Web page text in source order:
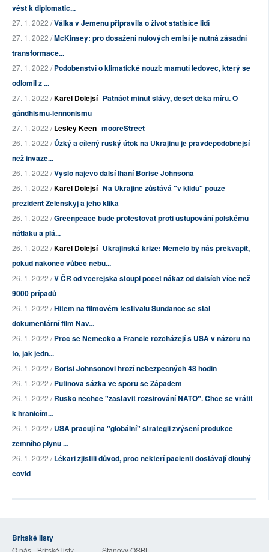
vést k diplomatic...
27. 1. 2022 /Válka v Jemenu připravila o život statisíce lidí
27. 1. 2022 /McKinsey: pro dosažení nulových emisí je nutná zásadní
transformace...
27. 1. 2022 /Podobenství o klimatické nouzi: mamutí ledovec, který se
odlomil z ...
27. 1. 2022 /Karel Dolejší Patnáct minut slávy, deset deka míru. O
gándhismu-lennonismu
27. 1. 2022 /Lesley Keen mooreStreet
26. 1. 2022 /Úzký a cílený ruský útok na Ukrajinu je pravděpodobnější
než invaze...
26. 1. 2022 /Vyšlo najevo další lhaní Borise Johnsona
26. 1. 2022 /Karel Dolejší Na Ukrajině zůstává "v klidu" pouze
prezident Zelenskyj a jeho klika
26. 1. 2022 /Greenpeace bude protestovat proti ustupování polskému
nátlaku a plá...
26. 1. 2022 /Karel Dolejší Ukrajinská krize: Nemělo by nás překvapit,
pokud nakonec vůbec nebu...
26. 1. 2022 /V ČR od včerejška stoupl počet nákaz od dalších více než
9000 případů
26. 1. 2022 /Hitem na filmovém festivalu Sundance se stal
dokumentární film Nav...
26. 1. 2022 /Proč se Německo a Francie rozcházejí s USA v názoru na
to, jak jedn...
26. 1. 2022 /Borisi Johnsonovi hrozí nebezpečných 48 hodin
26. 1. 2022 /Putinova sázka ve sporu se Západem
26. 1. 2022 /Rusko nechce "zastavit rozšiřování NATO". Chce se vrátit
k hranicím...
26. 1. 2022 /USA pracují na "globální" strategii zvýšení produkce
zemního plynu ...
26. 1. 2022 /Lékaři zjistili důvod, proč někteří pacienti dostávají dlouhý
covid
Britské listy